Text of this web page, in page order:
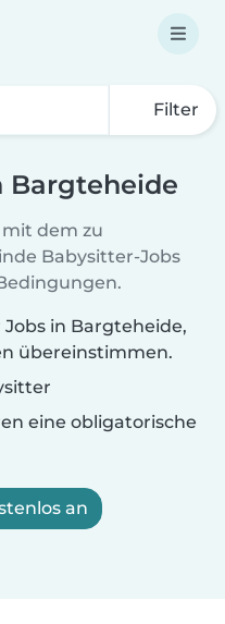
Filter
Bargteheide
dem zu
Babysitter-Jobs
in Bargteheide,
übereinstimmen.
eine obligatorische
an